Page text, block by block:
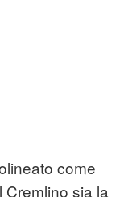
come
sia la